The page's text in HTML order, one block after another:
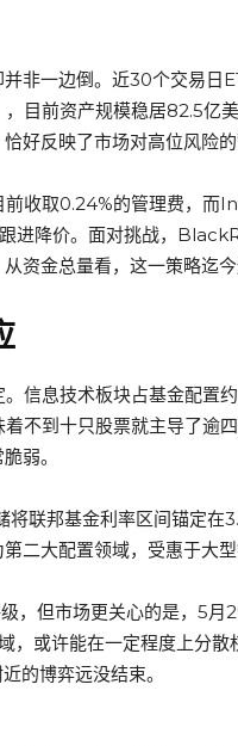
非一边倒。近30个交易日
目前资产规模稳居82.5亿
好反映了市场对高位风险的
前收取0.24%的管理费，
降价。面对挑战，
资金总量看，这一策略迄今
信息技术板块占基金配置
不到十只股票就主导了逾
弱。
将联邦基金利率区间锚定
二大配置领域，受惠于大
，但市场更关心的是，5
，或许能在一定程度上分
的博弈远没结束。